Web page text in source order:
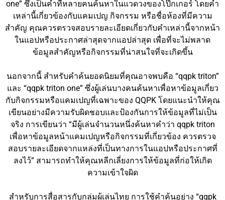
one” ซึ่งเป็นคำที่หลายคนค้นหาในแวดวงของโป๊กเกอร์ โดยคำ
เหล่านี้เกี่ยวข้องกับแคมเปญ กิจกรรม หรือชื่อห้องที่มีความ
สำคัญ คุณควรตรวจสอบรายละเอียดเกี่ยวกับคำเหล่านี้จากหน้า
ในแอปหรือประกาศล่าสุดจากแอปล่าสุด เพื่อที่จะไม่พลาด
ข้อมูลสำคัญหรือกิจกรรมที่น่าสนใจที่จะเกิดขึ้น
นอกจากนี้ สำหรับคำค้นยอดนิยมที่คุณอาจพบคือ “qqpk triton”
และ “qqpk triton one” ซึ่งผู้เล่นบางคนค้นหาเพื่อหาข้อมูลเกี่ยว
กับกิจกรรมหรือแคมเปญที่เฉพาะของ QQPK โดยแนะนำให้คุณ
เขียนอย่างมีความรับผิดชอบและป้องกันการให้ข้อมูลที่ไม่เป็น
จริง การเขียนว่า “มีผู้เล่นจำนวนหนึ่งค้นหาคำว่า qqpk triton
เพื่อหาข้อมูลหน้าแคมเปญหรือกิจกรรมที่เกี่ยวข้อง ควรตรวจ
สอบรายละเอียดจากแหล่งที่เป็นทางการในแอปหรือประกาศที่
ลงไว้” สามารถทำให้คุณหลีกเลี่ยงการให้ข้อมูลที่ก่อให้เกิด
ความเข้าใจผิด
สำหรับการสื่อสารกับกลุ่มผู้เล่นไทย การใช้คำค้นอย่าง “qqpk